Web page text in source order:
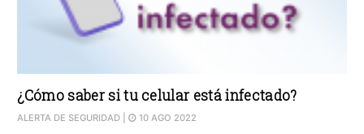
¿Cómo saber si tu celular está infectado?
ALERTA DE SEGURIDAD | 10 AGO 2022